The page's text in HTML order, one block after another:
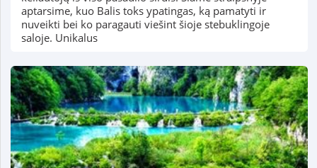
aptarsime, kuo Balis toks ypatingas, ką pamatyti ir
nuveikti bei ko paragauti viešint šioje stebuklingoje
saloje. Unikalus